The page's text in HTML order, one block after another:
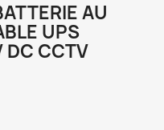
AU
UPS
DC CCTV